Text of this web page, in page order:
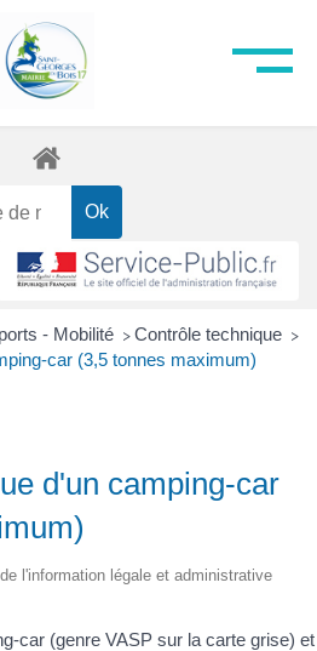
- Mobilité > Contrôle technique >
car (3,5 tonnes maximum)
d'un camping-car
l'information légale et administrative
car (genre VASP sur la carte grise) et